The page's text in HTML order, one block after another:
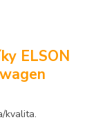
ELSON
kvalita.